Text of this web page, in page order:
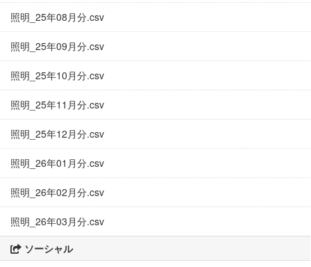
照明_25年08月分.csv
照明_25年09月分.csv
照明_25年10月分.csv
照明_25年11月分.csv
照明_25年12月分.csv
照明_26年01月分.csv
照明_26年02月分.csv
照明_26年03月分.csv
ソーシャル